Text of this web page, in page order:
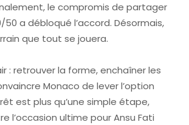
le compromis de partager
50 a débloqué l’accord. Désormais,
que tout se jouera.
: retrouver la forme, enchaîner les
Monaco de lever l’option
est plus qu’une simple étape,
l’occasion ultime pour Ansu Fati